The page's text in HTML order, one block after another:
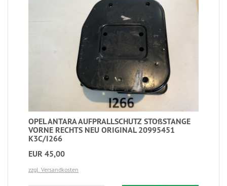
OPEL ANTARA AUFPRALLSCHUTZ STOßSTANGE
VORNE RECHTS NEU ORIGINAL 20995451
K3C/I266
EUR 45,00
zzgl. Versandkosten